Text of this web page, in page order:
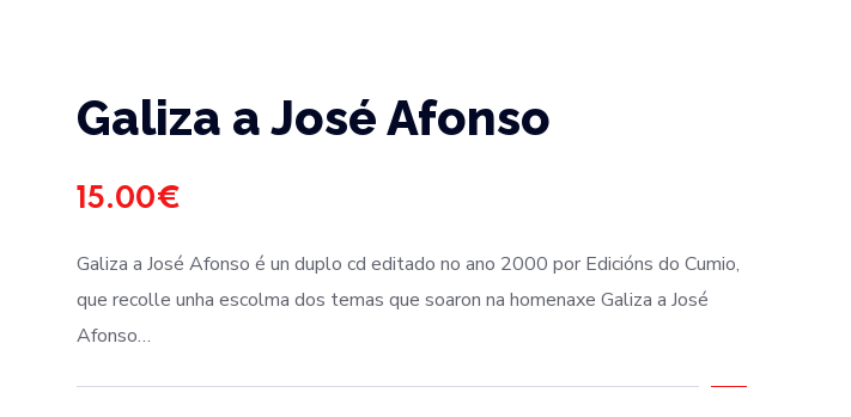
Galiza a José Afonso
15.00€
Galiza a José Afonso é un duplo cd editado no ano 2000 por Edicións do Cumio,
que recolle unha escolma dos temas que soaron na homenaxe Galiza a José
Afonso…